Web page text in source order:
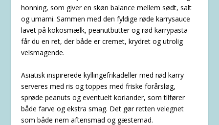
honning, som giver en skøn balance mellem sødt, salt
og umami. Sammen med den fyldige røde karrysauce
lavet på kokosmælk, peanutbutter og rød karrypasta
får du en ret, der både er cremet, krydret og utrolig
velsmagende.
Asiatisk inspirerede kyllingefrikadeller med rød karry
serveres med ris og toppes med friske forårsløg,
sprøde peanuts og eventuelt koriander, som tilfører
både farve og ekstra smag. Det gør retten velegnet
som både nem aftensmad og gæstemad.